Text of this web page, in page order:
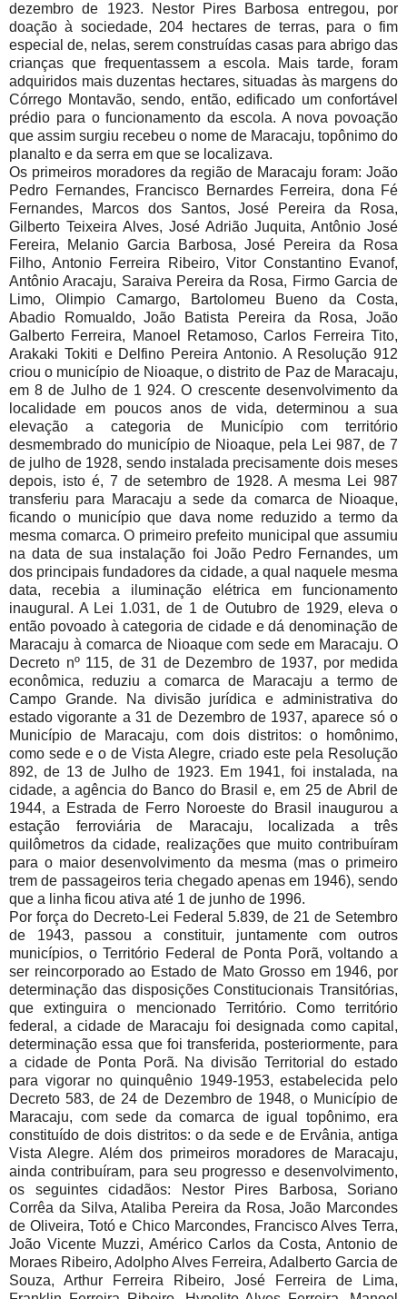
dezembro de 1923. Nestor Pires Barbosa entregou, por
doação à sociedade, 204 hectares de terras, para o fim
especial de, nelas, serem construídas casas para abrigo das
crianças que frequentassem a escola. Mais tarde, foram
adquiridos mais duzentas hectares, situadas às margens do
Córrego Montavão, sendo, então, edificado um confortável
prédio para o funcionamento da escola. A nova povoação
que assim surgiu recebeu o nome de Maracaju, topônimo do
planalto e da serra em que se localizava.
Os primeiros moradores da região de Maracaju foram: João
Pedro Fernandes, Francisco Bernardes Ferreira, dona Fé
Fernandes, Marcos dos Santos, José Pereira da Rosa,
Gilberto Teixeira Alves, José Adrião Juquita, Antônio José
Fereira, Melanio Garcia Barbosa, José Pereira da Rosa
Filho, Antonio Ferreira Ribeiro, Vitor Constantino Evanof,
Antônio Aracaju, Saraiva Pereira da Rosa, Firmo Garcia de
Limo, Olimpio Camargo, Bartolomeu Bueno da Costa,
Abadio Romualdo, João Batista Pereira da Rosa, João
Galberto Ferreira, Manoel Retamoso, Carlos Ferreira Tito,
Arakaki Tokiti e Delfino Pereira Antonio. A Resolução 912
criou o município de Nioaque, o distrito de Paz de Maracaju,
em 8 de Julho de 1 924. O crescente desenvolvimento da
localidade em poucos anos de vida, determinou a sua
elevação a categoria de Município com território
desmembrado do município de Nioaque, pela Lei 987, de 7
de julho de 1928, sendo instalada precisamente dois meses
depois, isto é, 7 de setembro de 1928. A mesma Lei 987
transferiu para Maracaju a sede da comarca de Nioaque,
ficando o município que dava nome reduzido a termo da
mesma comarca. O primeiro prefeito municipal que assumiu
na data de sua instalação foi João Pedro Fernandes, um
dos principais fundadores da cidade, a qual naquele mesma
data, recebia a iluminação elétrica em funcionamento
inaugural. A Lei 1.031, de 1 de Outubro de 1929, eleva o
então povoado à categoria de cidade e dá denominação de
Maracaju à comarca de Nioaque com sede em Maracaju. O
Decreto nº 115, de 31 de Dezembro de 1937, por medida
econômica, reduziu a comarca de Maracaju a termo de
Campo Grande. Na divisão jurídica e administrativa do
estado vigorante a 31 de Dezembro de 1937, aparece só o
Município de Maracaju, com dois distritos: o homônimo,
como sede e o de Vista Alegre, criado este pela Resolução
892, de 13 de Julho de 1923. Em 1941, foi instalada, na
cidade, a agência do Banco do Brasil e, em 25 de Abril de
1944, a Estrada de Ferro Noroeste do Brasil inaugurou a
estação ferroviária de Maracaju, localizada a três
quilômetros da cidade, realizações que muito contribuíram
para o maior desenvolvimento da mesma (mas o primeiro
trem de passageiros teria chegado apenas em 1946), sendo
que a linha ficou ativa até 1 de junho de 1996.
Por força do Decreto-Lei Federal 5.839, de 21 de Setembro
de 1943, passou a constituir, juntamente com outros
municípios, o Território Federal de Ponta Porã, voltando a
ser reincorporado ao Estado de Mato Grosso em 1946, por
determinação das disposições Constitucionais Transitórias,
que extinguira o mencionado Território. Como território
federal, a cidade de Maracaju foi designada como capital,
determinação essa que foi transferida, posteriormente, para
a cidade de Ponta Porã. Na divisão Territorial do estado
para vigorar no quinquênio 1949-1953, estabelecida pelo
Decreto 583, de 24 de Dezembro de 1948, o Município de
Maracaju, com sede da comarca de igual topônimo, era
constituído de dois distritos: o da sede e de Ervânia, antiga
Vista Alegre. Além dos primeiros moradores de Maracaju,
ainda contribuíram, para seu progresso e desenvolvimento,
os seguintes cidadãos: Nestor Pires Barbosa, Soriano
Corrêa da Silva, Ataliba Pereira da Rosa, João Marcondes
de Oliveira, Totó e Chico Marcondes, Francisco Alves Terra,
João Vicente Muzzi, Américo Carlos da Costa, Antonio de
Moraes Ribeiro, Adolpho Alves Ferreira, Adalberto Garcia de
Souza, Arthur Ferreira Ribeiro, José Ferreira de Lima,